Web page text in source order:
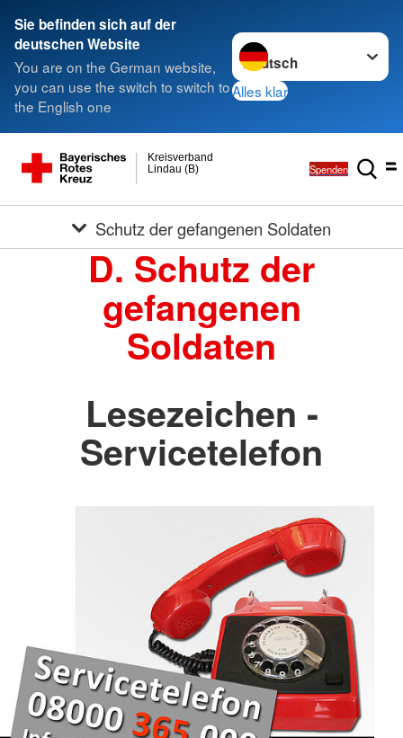
Sie befinden sich auf der
deutschen Website
You are on the German website,
you can use the switch to switch to
the English one
Sprache wechseln zu
Alles klar
Lindau (B)
Kreisverband
Spenden
Schutz der gefangenen Soldaten
D. Schutz der
gefangenen
Soldaten
Lesezeichen -
Servicetelefon